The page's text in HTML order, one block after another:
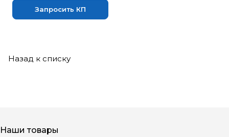
Запросить КП
Назад к списку
Наши товары